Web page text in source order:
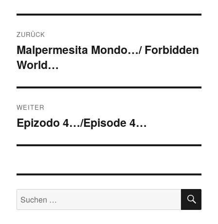
ZURÜCK
Vorheriger
Beitrag:
Malpermesita Mondo…/ Forbidden
World…
WEITER
Nächster
Epizodo 4…/Episode 4…
Suchen
nach: